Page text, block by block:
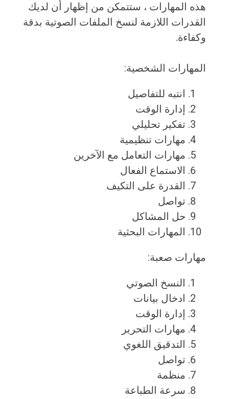
هذه المهارات ، ستتمكن من إظهار أن لديك
القدرات اللازمة لنسخ الملفات الصوتية بدقة
وكفاءة.
المهارات الشخصية:
انتبه للتفاصيل
إدارة الوقت
تفكير تحليلي
مهارات تنظيمية
مهارات التعامل مع الآخرين
الاستماع الفعال
القدرة على التكيف
تواصل
حل المشاكل
المهارات البحثية
مهارات صعبة:
النسخ الصوتي
ادخال بيانات
إدارة الوقت
مهارات التحرير
التدقيق اللغوي
تواصل
منظمة
سرعة الطباعة